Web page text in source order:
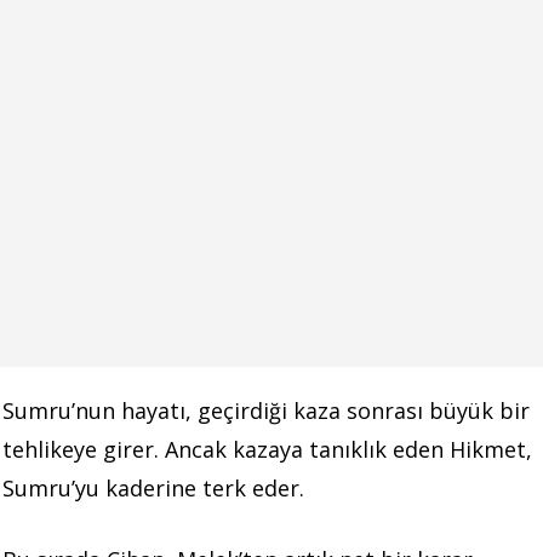
Sumru’nun hayatı, geçirdiği kaza sonrası büyük bir
tehlikeye girer. Ancak kazaya tanıklık eden Hikmet,
Sumru’yu kaderine terk eder.